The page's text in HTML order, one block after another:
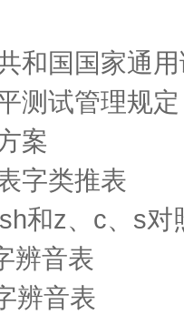
和国国家通
测试管理规定
案
字类推表
和z、c、s对
辨音表
辨音表